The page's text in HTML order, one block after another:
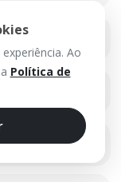
Ao
Política de